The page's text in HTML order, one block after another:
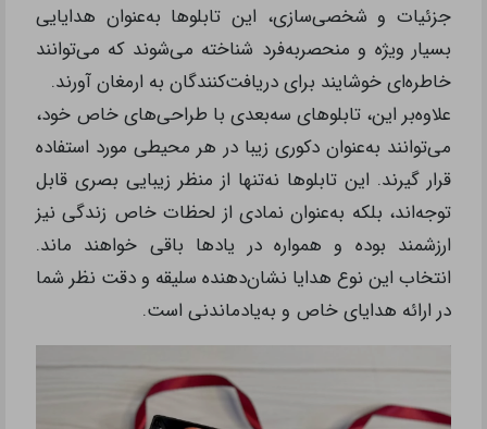
جزئیات و شخصی‌سازی، این تابلوها به‌عنوان هدایایی
بسیار ویژه و منحصربه‌فرد شناخته می‌شوند که می‌توانند
خاطره‌ای خوشایند برای دریافت‌کنندگان به‌ ارمغان آورند.
علاوه‌بر این، تابلوهای سه‌بعدی با طراحی‌های خاص خود،
می‌توانند به‌عنوان دکوری زیبا در هر محیطی مورد استفاده
قرار گیرند. این تابلوها نه‌تنها از منظر زیبایی بصری قابل
توجه‌اند، بلکه به‌عنوان نمادی از لحظات خاص زندگی نیز
ارزشمند بوده و همواره در یادها باقی خواهند ماند.
انتخاب این نوع هدایا نشان‌دهنده سلیقه و دقت نظر شما
در ارائه هدایای خاص و به‌‌‌یادماندنی است.